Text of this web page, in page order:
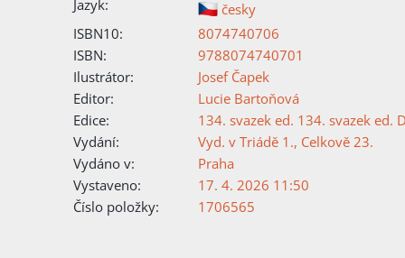
Jazyk:
česky
ISBN10:
8074740706
ISBN:
9788074740701
Ilustrátor:
Josef Čapek
Editor:
Lucie Bartoňová
Edice:
134. svazek ed. 134. svazek ed.
Vydání:
Vyd. v Triádě 1., Celkově 23.
Vydáno v:
Praha
Vystaveno:
17. 4. 2026 11:50
Číslo položky:
1706565